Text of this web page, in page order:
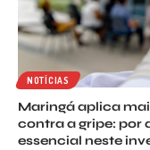
NOTÍCIAS
Maringá aplica
contra a gripe: por
essencial neste